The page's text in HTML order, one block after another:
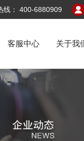
线： 400-6880909
客服中心 关于我